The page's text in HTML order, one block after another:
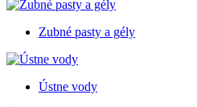
Zubné pasty a gély
Ústne vody